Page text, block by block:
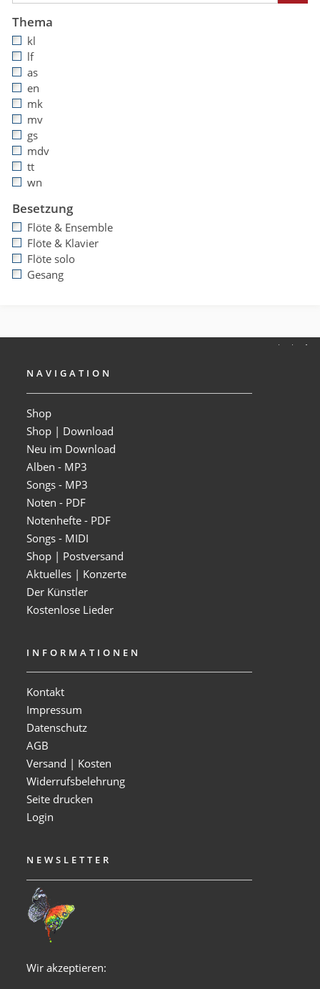
Thema
kl
lf
as
en
mk
mv
gs
mdv
tt
wn
Besetzung
Flöte & Ensemble
Flöte & Klavier
Flöte solo
Gesang
NAVIGATION
Shop
Shop | Download
Neu im Download
Alben - MP3
Songs - MP3
Noten - PDF
Notenhefte - PDF
Songs - MIDI
Shop | Postversand
Aktuelles | Konzerte
Der Künstler
Kostenlose Lieder
INFORMATIONEN
Kontakt
Impressum
Datenschutz
AGB
Versand | Kosten
Widerrufsbelehrung
Seite drucken
Login
NEWSLETTER
Wir akzeptieren: